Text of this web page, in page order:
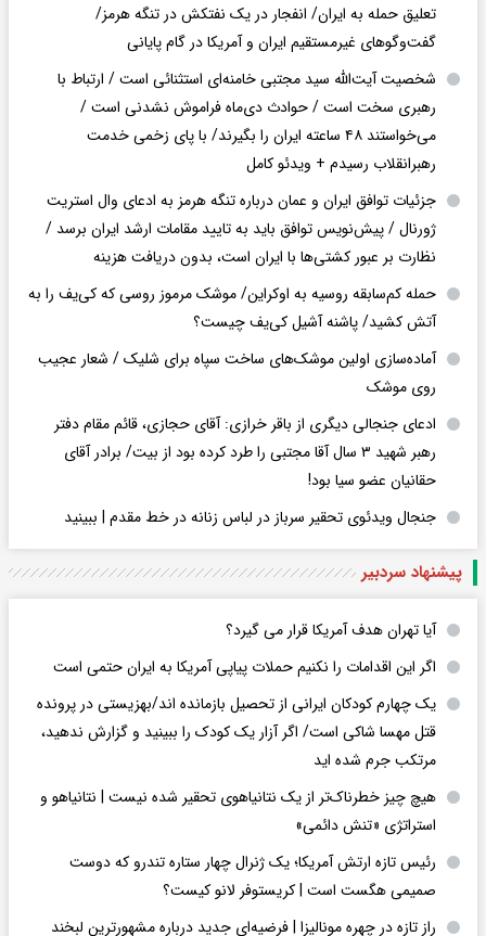
تعلیق حمله به ایران/ انفجار در یک نفتکش در تنگه هرمز/
گفت‌وگوهای غیرمستقیم ایران و آمریکا در گام پایانی
شخصیت آیت‌الله سید مجتبی خامنه‌ای استثنائی است / ارتباط با
رهبری سخت است / حوادث دی‌ماه فراموش نشدنی است /
می‌خواستند ۴۸ ساعته ایران را بگیرند/ با پای زخمی خدمت
رهبرانقلاب رسیدم + ویدئو کامل
جزئیات توافق ایران و عمان درباره تنگه هرمز به ادعای وال استریت
ژورنال / پیش‌نویس توافق باید به تایید مقامات ارشد ایران برسد /
نظارت بر عبور کشتی‌ها با ایران است، بدون دریافت هزینه
حمله کم‌سابقه روسیه به اوکراین/ موشک مرموز روسی که کی‌یف را به
آتش کشید/ پاشنه آشیل کی‌یف چیست؟
آماده‌سازی اولین موشک‌های ساخت سپاه برای شلیک / شعار عجیب
روی موشک
ادعای جنجالی دیگری از باقر خرازی: آقای حجازی، قائم مقام دفتر
رهبر شهید ۳ سال آقا مجتبی را طرد کرده بود از بیت/ برادر آقای
حقانیان عضو سیا بود!
جنجال ویدئوی تحقیر سرباز در لباس زنانه در خط مقدم | ببینید
پیشنهاد سردبیر
آیا تهران هدف آمریکا قرار می گیرد؟
اگر این اقدامات را نکنیم حملات پیاپی آمریکا به ایران حتمی است
یک چهارم کودکان ایرانی از تحصیل بازمانده اند/بهزیستی در پرونده
قتل مهسا شاکی است/ اگر آزار یک کودک را ببینید و گزارش ندهید،
مرتکب جرم شده اید
هیچ چیز خطرناک‌تر از یک نتانیاهوی تحقیر شده نیست | نتانیاهو و
استراتژی «تنش دائمی»
رئیس تازه ارتش آمریکا؛ یک ژنرال چهار ستاره تندرو که دوست
صمیمی هگست است | کریستوفر لانو کیست؟
راز تازه در چهره مونالیزا | فرضیه‌ای جدید درباره مشهورترین لبخند